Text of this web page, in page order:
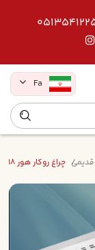
Fa
چراغ روکار هور 18*6 ابعاد 45*45 سفيد الکترونيکي بدون لامپ